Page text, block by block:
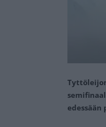
edessään